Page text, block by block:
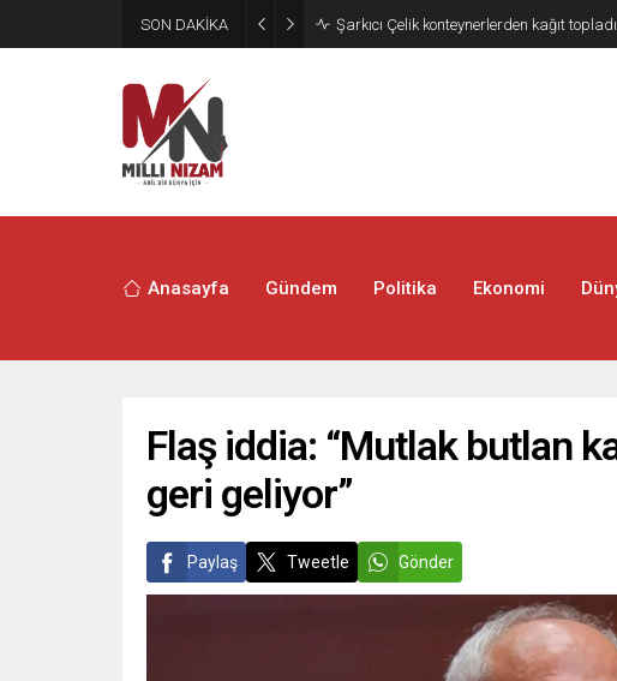
SON DAKİKA İran 2 ülkeyi birden vurdu
Anasayfa Gündem Politika Ekonomi
Flaş iddia: “Mutlak butlan
geri geliyor”
Paylaş Tweetle Gönder